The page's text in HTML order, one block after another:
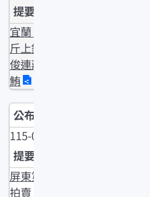
宜蘭 276公
斤上鉤 林宜
俊連莊第一
鮪
115-04-09
屏東第一鮪
拍賣 每公斤